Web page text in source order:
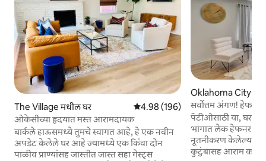
The Village मधील घर 5 पैकी 4.98 सरासरी रेटिंग, 196 रिव्ह्यूज
4.98 (196)
ओकेसीच्या हृदयात मस्त आरामदायक
बार्कले हाऊसमध्ये तुमचे स्वागत आहे, हे एक नवीन
अपडेट केलेले घर आहे ज्यामध्ये एक किंवा दोन
पाळीव प्राण्यांसह जास्तीत जास्त सहा गेस्ट्स
Oklahoma City
सर्वोत्तम अंगण!
घर
पॅटीओसाठी या,
भागात लेक हेफनर
नूतनीकरण केलेल्या,
कुटुंबासह आराम करा!